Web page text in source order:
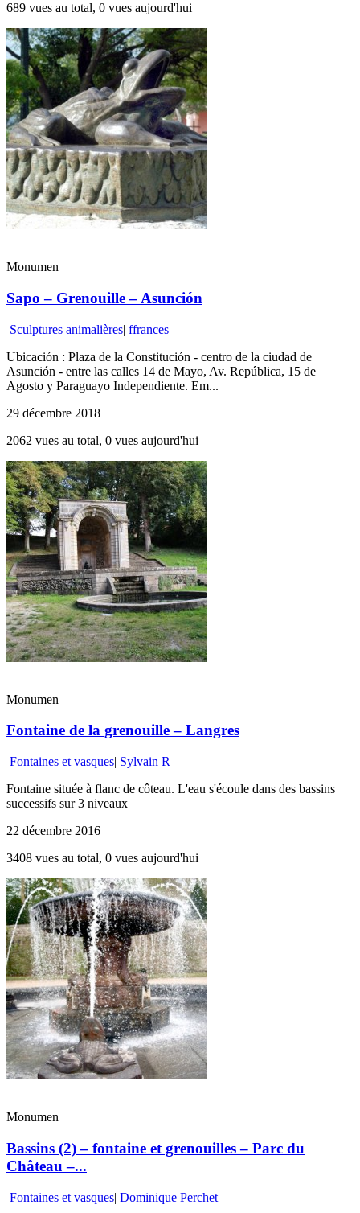
689 vues au total, 0 vues aujourd'hui
Monumen
Sapo – Grenouille – Asunción
Sculptures animalières| ffrances
Ubicación : Plaza de la Constitución - centro de la ciudad de
Asunción - entre las calles 14 de Mayo, Av. República, 15 de
Agosto y Paraguayo Independiente. Em...
29 décembre 2018
2062 vues au total, 0 vues aujourd'hui
Monumen
Fontaine de la grenouille – Langres
Fontaines et vasques| Sylvain R
Fontaine située à flanc de côteau. L'eau s'écoule dans des bassins
successifs sur 3 niveaux
22 décembre 2016
3408 vues au total, 0 vues aujourd'hui
Monumen
Bassins (2) – fontaine et grenouilles – Parc du
Château –...
Fontaines et vasques| Dominique Perchet